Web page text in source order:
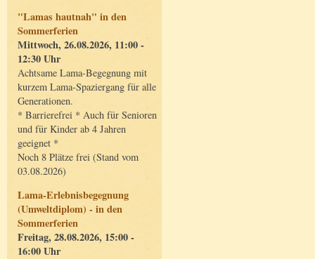
"Lamas hautnah" in den
Sommerferien
Mittwoch, 26.08.2026, 11:00 -
12:30 Uhr
Achtsame Lama-Begegnung mit
kurzem Lama-Spaziergang für alle
Generationen.
* Barrierefrei * Auch für Senioren
und für Kinder ab 4 Jahren
geeignet *
Noch 8 Plätze frei (Stand vom
03.08.2026)
Lama-Erlebnisbegegnung
(Umweltdiplom) - in den
Sommerferien
Freitag, 28.08.2026, 15:00 -
16:00 Uhr